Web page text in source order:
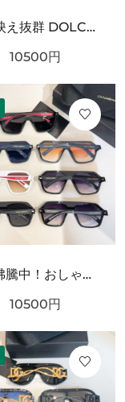
SNS映え抜群 DOLCE＆GABBANA ドルチェ＆ガッバーナ コピー サングラス スタイリッシュなスタイル
10500円
人気沸騰中！おしゃれ新品 DOLCE＆GABBANA ドルチェ＆ガッバーナ コピー サングラス 大人可愛い
10500円